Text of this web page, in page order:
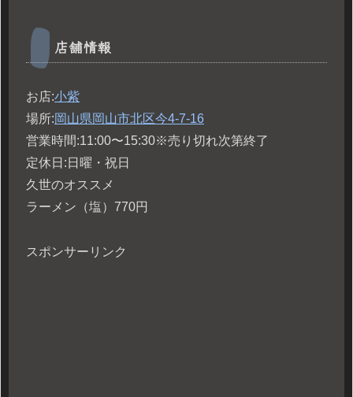
店舗情報
お店:小紫
場所: 岡山県岡山市北区今4-7-16
営業時間:11:00〜15:30※売り切れ次第終了
定休日:日曜・祝日
久世のオススメ
ラーメン（塩）770円
スポンサーリンク